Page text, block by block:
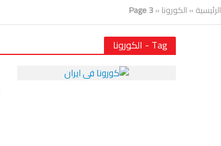
الرئيسية»الكورونا»
Page 3
Tag - الكورونا